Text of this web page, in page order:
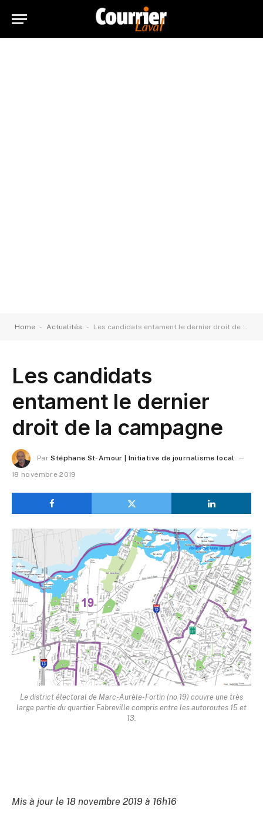
Home - Actualités - Les candidats entament le dernier droit de la campagne
Les candidats
entament le dernier
droit de la campagne
Par Stéphane St-Amour | Initiative de journalisme local
18 novembre 2019
Le district électoral de Marc-Aurèle-Fortin (no 19) couvre une très
large partie du quartier Fabreville compris entre les autoroutes 15 et
13.
Mis à jour le 18 novembre 2019 à 16h16